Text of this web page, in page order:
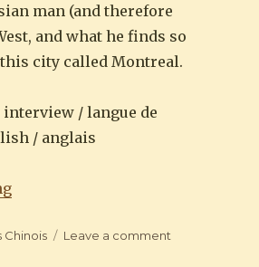
man (and therefore
and what he finds so
this city called Montreal.
interview / langue de
/ anglais
“Regarde les Chinois : Simon
Chinois Leave a comment